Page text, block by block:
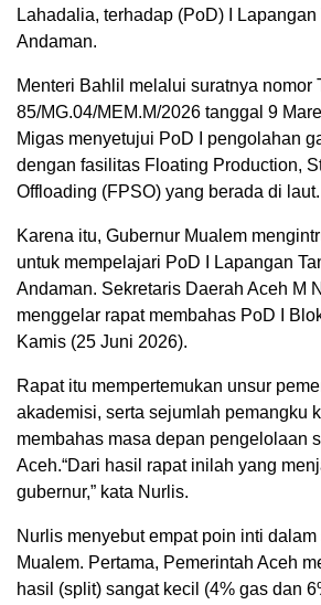
Lahadalia, terhadap (PoD) I
Andaman.
Menteri Bahlil melalui suratnya nomor
85/MG.04/MEM.M/2026 tanggal 9
Migas menyetujui PoD I pengolahan
dengan fasilitas Floating Production,
Offloading (FPSO) yang berada di laut.
Karena itu, Gubernur Mualem
untuk mempelajari PoD I Lapangan
Andaman. Sekretaris Daerah Aceh M
menggelar rapat membahas PoD I
Kamis (25 Juni 2026).
Rapat itu mempertemukan unsur
akademisi, serta sejumlah pemangku
membahas masa depan pengelolaan
Aceh.“Dari hasil rapat inilah yang
gubernur,” kata Nurlis.
Nurlis menyebut empat poin inti
Mualem. Pertama, Pemerintah Aceh
hasil (split) sangat kecil (4% gas dan